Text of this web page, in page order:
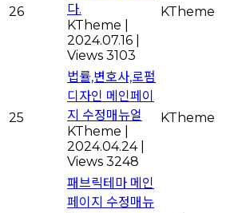
26
다.
KTheme
2024.07.16
Views 3103
KTheme
25
법률,변호사,로펌
디자인 메인페이
지 수정매뉴얼
KTheme
2024.04.24
Views 3248
KTheme
패브릭테마 메인
페이지 수정매뉴